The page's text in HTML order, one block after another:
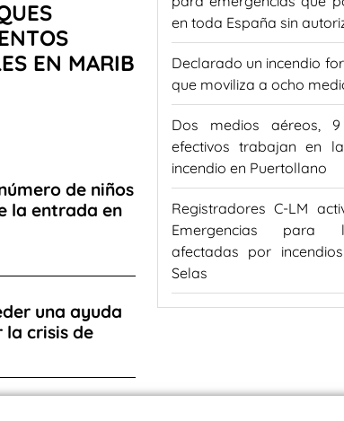
EN MARIB
de niños
la entrada en
una ayuda
la crisis de
en toda España sin
Declarado un incendio
que moviliza a ocho
Dos medios aéreos,
efectivos trabajan en
incendio en Puertollano
Registradores C-LM
Emergencias para
afectadas por
Selas